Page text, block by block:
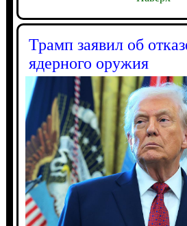
Трамп заявил об
ядерного оружия